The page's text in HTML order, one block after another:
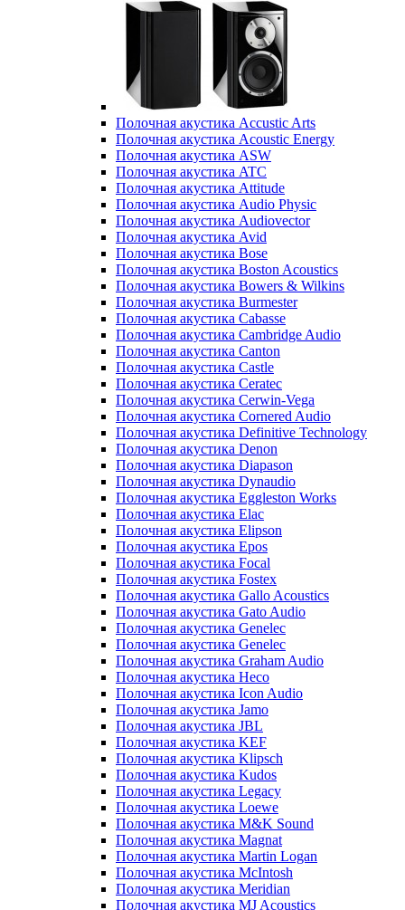
Полочная акустика Accustic Arts
Полочная акустика Acoustic Energy
Полочная акустика ASW
Полочная акустика ATC
Полочная акустика Attitude
Полочная акустика Audio Physic
Полочная акустика Audiovector
Полочная акустика Avid
Полочная акустика Bose
Полочная акустика Boston Acoustics
Полочная акустика Bowers & Wilkins
Полочная акустика Burmester
Полочная акустика Cabasse
Полочная акустика Cambridge Audio
Полочная акустика Canton
Полочная акустика Castle
Полочная акустика Ceratec
Полочная акустика Cerwin-Vega
Полочная акустика Cornered Audio
Полочная акустика Definitive Technology
Полочная акустика Denon
Полочная акустика Diapason
Полочная акустика Dynaudio
Полочная акустика Eggleston Works
Полочная акустика Elac
Полочная акустика Elipson
Полочная акустика Epos
Полочная акустика Focal
Полочная акустика Fostex
Полочная акустика Gallo Acoustics
Полочная акустика Gato Audio
Полочная акустика Genelec
Полочная акустика Genelec
Полочная акустика Graham Audio
Полочная акустика Heco
Полочная акустика Icon Audio
Полочная акустика Jamo
Полочная акустика JBL
Полочная акустика KEF
Полочная акустика Klipsch
Полочная акустика Kudos
Полочная акустика Legacy
Полочная акустика Loewe
Полочная акустика M&K Sound
Полочная акустика Magnat
Полочная акустика Martin Logan
Полочная акустика McIntosh
Полочная акустика Meridian
Полочная акустика MJ Acoustics